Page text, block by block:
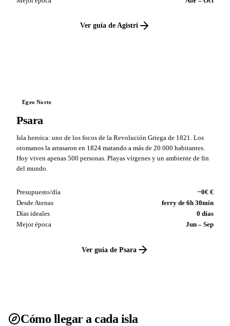
Ver guía de Agistri
Egeo Norte
Psara
Isla heroica: uno de los focos de la Revolución Griega de 1821. Los
otomanos la arrasaron en 1824 matando a más de 20.000 habitantes.
Hoy viven apenas 500 personas. Playas vírgenes y un ambiente de fin
del mundo.
Presupuesto/día
~0€ €
Desde Atenas
ferry de 6h 30min
Días ideales
0 días
Mejor época
Jun – Sep
Ver guía de Psara
Cómo llegar a cada isla